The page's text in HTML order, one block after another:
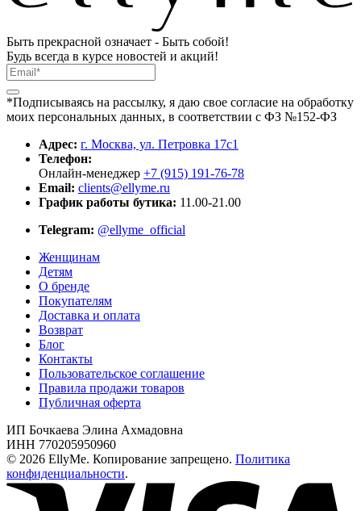
Быть прекрасной означает - Быть собой!
Будь всегда в курсе новостей и акций!
*Подписываясь на рассылку, я даю свое согласие на обработку
моих персональных данных, в соответствии с ФЗ №152-ФЗ
Адрес: г. Москва, ул. Петровка 17с1
Телефон:
Онлайн-менеджер +7 (915) 191-76-78
Email: clients@ellyme.ru
График работы бутика: 11.00-21.00
Telegram: @ellyme_official
Женщинам
Детям
О бренде
Покупателям
Доставка и оплата
Возврат
Блог
Контакты
Пользовательское соглашение
Правила продажи товаров
Публичная оферта
ИП Бочкаева Элина Ахмадовна
ИНН 770205950960
© 2026 EllyMe. Копирование запрещено. Политика
конфиденциальности.